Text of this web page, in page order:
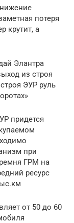
потеря
крутит, а
Элантра
из строя
ЭУР руль
придется
при
ГРМ на
ресурс
от 50 до 60